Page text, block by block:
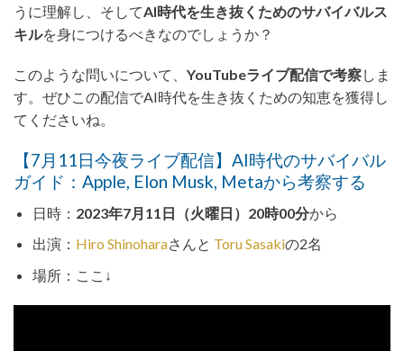
うに理解し、そしてAI時代を生き抜くためのサバイバルス
キルを身につけるべきなのでしょうか？
このような問いについて、 YouTubeライブ配信で考察しま
す。ぜひこの配信でAI時代を生き抜くための知恵を獲得し
てくださいね。
【7月11日今夜ライブ配信】AI時代のサバイバル
ガイド：Apple, Elon Musk, Metaから考察する
日時： 2023年7月11日（火曜日）20時00分から
出演： Hiro Shinoharaさんと Toru Sasakiの2名
場所：ここ↓